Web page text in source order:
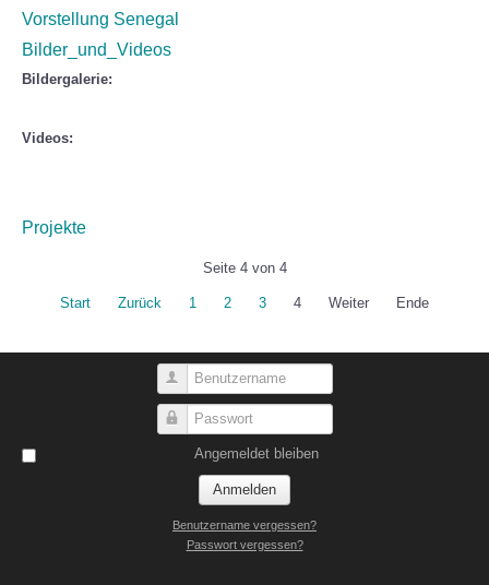
Vorstellung Senegal
Bilder_und_Videos
Bildergalerie:
Videos:
Projekte
Seite 4 von 4
Start Zurück 1 2 3 4 Weiter Ende
Benutzername
Passwort
Angemeldet bleiben
Anmelden
Benutzername vergessen?
Passwort vergessen?